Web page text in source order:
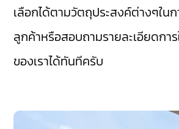
เลือกได้ตามวัตถุประสงค์ต่างๆใน
ลูกค้าหรือสอบถามรายละเอียดกา
ของเราได้ทันทีครับ